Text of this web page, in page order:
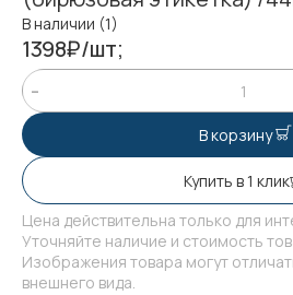
В наличии (1)
1398₽/шт;
В корзину
Купить в 1 клик
Цена действительна только для
Уточняйте наличие и стоимость
Изображения товара могут
внешнего вида.